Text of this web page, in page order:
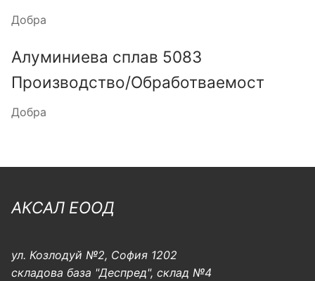
Добра
Алуминиева сплав 5083
Производство/Обработваемост
Добра
АКСАЛ ЕООД
ул. Козлодуй №2, София 1202
складова база "Деспред", склад №4